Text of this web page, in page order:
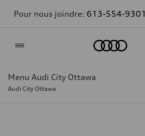
Pour nous joindre: 613-554-9301
Menu Audi City Ottawa
Audi City Ottawa